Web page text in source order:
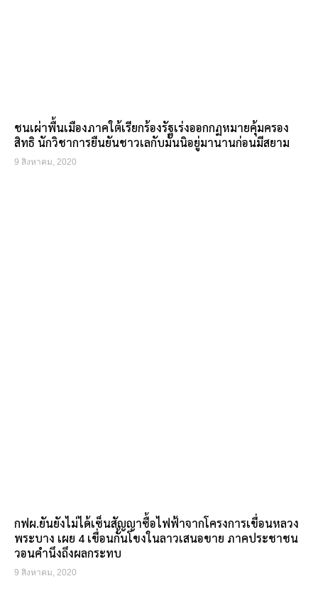
ชนเผ่าพื้นเมืองภาคใต้เรียกร้องรัฐเร่งออกกฏหมายคุ้มครอง
สิทธิ นักวิชาการยืนยันชาวเลกับมันนิอยู่มานานก่อนมีสยาม
9 สิงหาคม, 2020
กฟผ.ยันยังไม่ได้เซ็นสัญญาซื้อไฟฟ้าจากโครงการเขื่อนหลวง
พระบาง เผย 4 เขื่อนกั้นโขงในลาวเสนอขาย ภาคประชาชน
วอนคำนึงถึงผลกระทบ
9 สิงหาคม, 2020